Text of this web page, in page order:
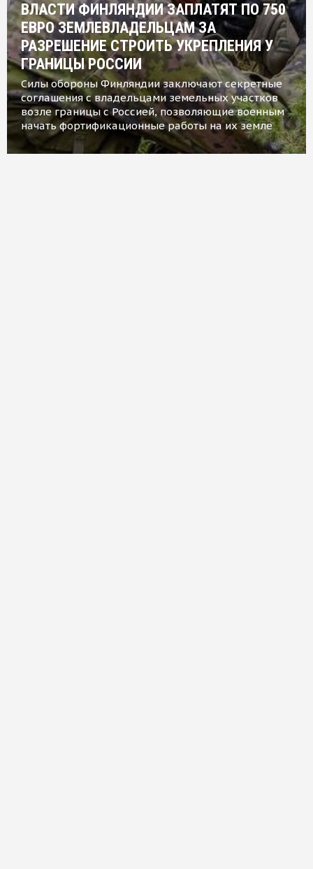
ВЛАСТИ ФИНЛЯНДИИ ЗАПЛАТЯТ ПО 750
ЕВРО ЗЕМЛЕВЛАДЕЛЬЦАМ ЗА
РАЗРЕШЕНИЕ СТРОИТЬ УКРЕПЛЕНИЯ У
ГРАНИЦЫ РОССИИ
Силы обороны Финляндии заключают секретные
соглашения с владельцами земельных участков
возле границы с Россией, позволяющие военным
начать фортификационные работы на их земле